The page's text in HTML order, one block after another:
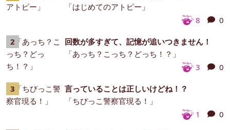
「はじめてのアトピー」
8
0
回数が多すぎて、記憶が追いつきません！
「あっち？こっち？どっち！？」
3
0
言っていることは正しいけどね！？
「ちびっこ警察官現る！」
1
0